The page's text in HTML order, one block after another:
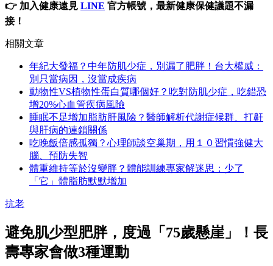
👉 加入健康遠見 LINE 官方帳號，最新健康保健議題不漏
接！
相關文章
年紀大發福？中年防肌少症，別漏了肥胖！台大權威：
別只當病因，沒當成疾病
動物性VS植物性蛋白質哪個好？吃對防肌少症，吃錯恐
增20%心血管疾病風險
睡眠不足增加脂肪肝風險？醫師解析代謝症候群、打鼾
與肝病的連鎖關係
吃晚飯倍感孤獨？心理師談空巢期，用１０習慣強健大
腦、預防失智
體重維持等於沒變胖？體能訓練專家解迷思：少了
「它」體脂肪默默增加
抗老
避免肌少型肥胖，度過「75歲懸崖」！長
壽專家會做3種運動